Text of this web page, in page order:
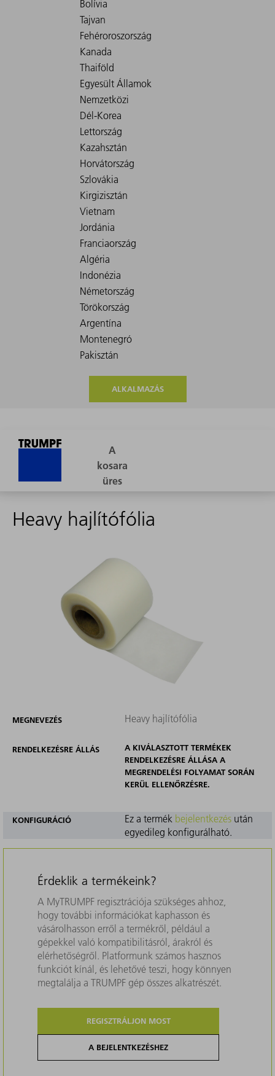
ALKALMAZÁS
Heavy hajlítófólia
MEGNEVEZÉS Heavy hajlítófólia
RENDELKEZÉSRE ÁLLÁS
A KIVÁLASZTOTT TERMÉKEK
RENDELKEZÉSRE ÁLLÁSA A
MEGRENDELÉSI FOLYAMAT SORÁN
KERÜL ELLENŐRZÉSRE.
KONFIGURÁCIÓ Ez a termék bejelentkezésután
egyedileg konfigurálható.
Érdeklik a termékeink?
A MyTRUMPF regisztrációja szükséges ahhoz,
hogy további információkat kaphasson és
vásárolhasson erről a termékről, például a
gépekkel való kompatibilitásról, árakról és
elérhetőségről. Platformunk számos hasznos
funkciót kínál, és lehetővé teszi, hogy könnyen
megtalálja a TRUMPF gép összes alkatrészét.
REGISZTRÁLJON MOST
A BEJELENTKEZÉSHEZ